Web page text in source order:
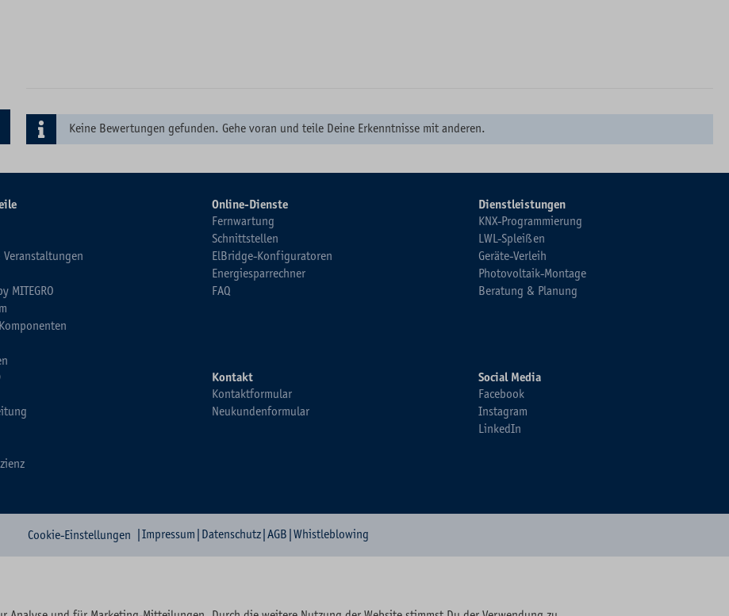
Keine Bewertungen gefunden. Gehe voran und teile Deine Erkenntnisse mit anderen.
Veranstaltungen
MITEGRO
Online-Dienste
Fernwartung
Schnittstellen
ElBridge-Konfiguratoren
Energiesparrechner
FAQ
Dienstleistungen
KNX-Programmierung
LWL-Spleißen
Geräte-Verleih
Photovoltaik-Montage
Beratung & Planung
Kontakt
Kontaktformular
Neukundenformular
Social Media
Facebook
Instagram
LinkedIn
Cookie-Einstellungen Impressum Datenschutz AGB Whistleblowing